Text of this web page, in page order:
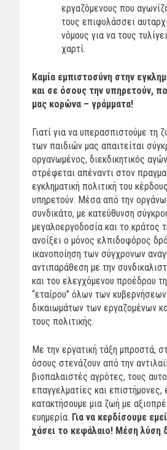
εργαζόμενους που
τους επιφυλάσσει
νόμους για να τους
χαρτί.
Καμία εμπιστοσύνη στην
και σε όσους την υπηρετούν,
μας κορώνα – γράμματα!
Γιατί για να υπερασπιστούμε τη
των παιδιών μας απαιτείται
οργανωμένος, διεκδικητικός
στρέφεται απέναντι στον
εγκληματική πολιτική του
υπηρετούν. Μέσα από την
συνδικάτο, με κατεύθυνση
μεγαλοεργοδοσία και το κράτος
ανοίξει ο μόνος ελπιδοφόρος
ικανοποίηση των σύγχρονων
αντιπαράθεση με την
και του ελεγχόμενου προέδρου
“εταίρου” όλων των
δικαιωμάτων των εργαζομένων
τους πολιτικής.
Με την εργατική τάξη μπροστά,
όσους στενάζουν από την
βιοπαλαιστές αγρότες, τους
επαγγελματίες και επιστήμονες,
κατακτήσουμε μια ζωή με
ευημερία. Για να κερδίσουμε
χάσει το κεφάλαιο! Μέση λύση